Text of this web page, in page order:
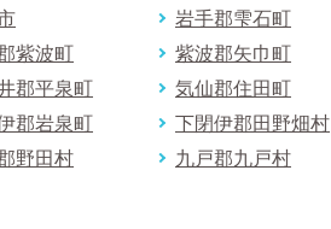
岩手郡雫石町
紫波町
紫波郡矢巾町
郡平泉町
気仙郡住田町
郡岩泉町
下閉伊郡田野畑村
野田村
九戸郡九戸村